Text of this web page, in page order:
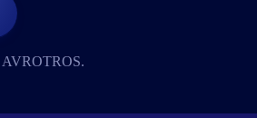
AVROTROS.